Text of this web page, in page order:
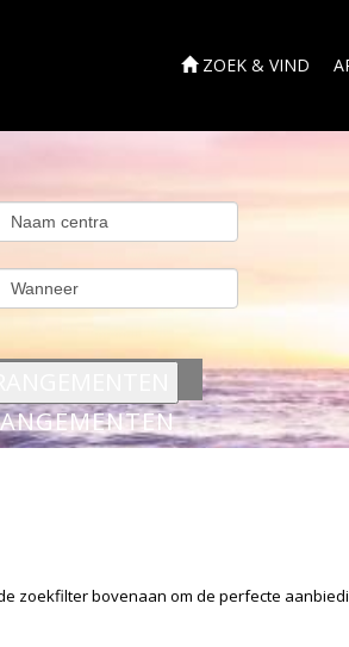
ZOEK & VIND
zoekfilter bovenaan om de perfecte